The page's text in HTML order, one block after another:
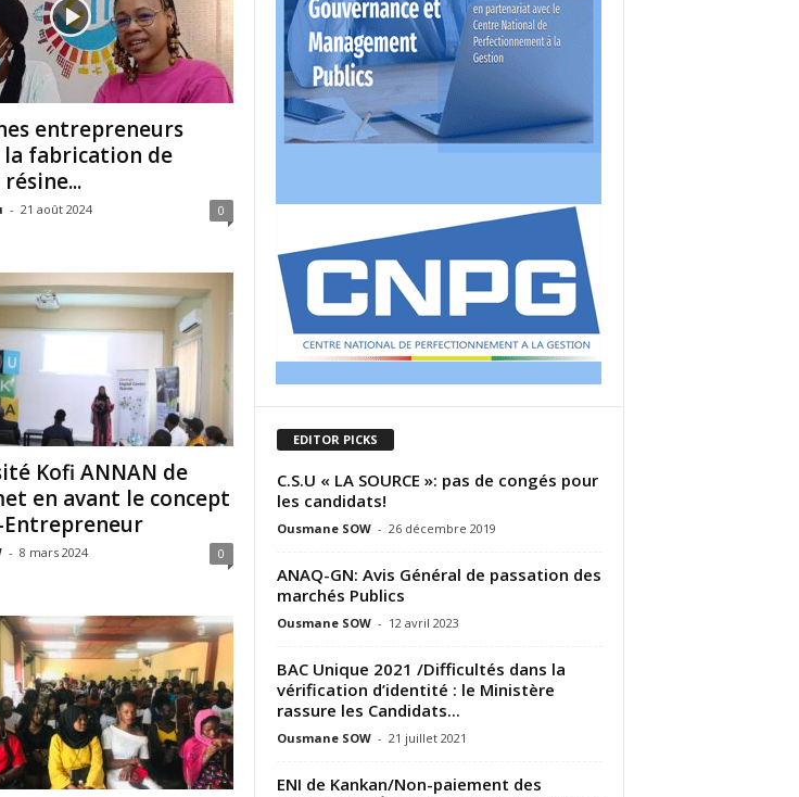
entrepreneurs
fabrication de
- 21 août 2024 0
Kofi ANNAN de
en avant le concept
- 8 mars 2024 0
EDITOR PICKS
C.S.U « LA SOURCE »: pas de congés pour
les candidats!
Ousmane SOW - 26 décembre 2019
ANAQ-GN: Avis Général de passation des
marchés Publics
Ousmane SOW - 12 avril 2023
BAC Unique 2021 /Difficultés dans la
vérification d’identité : le Ministère
rassure les Candidats...
Ousmane SOW - 21 juillet 2021
ENI de Kankan/Non-paiement des